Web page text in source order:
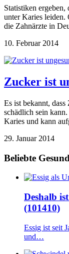
Statistiken ergeben,
unter Karies leiden.
die Zahnärzte in
10. Februar 2014
Zucker ist
Es ist bekannt,
schädlich sein
Karies und kann
29. Januar 2014
Beliebte
Deshalb
(101410)
Essig ist seit
und…